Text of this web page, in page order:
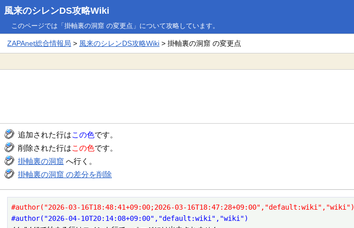
風来のシレンDS攻略Wiki
このページでは「掛軸裏の洞窟 の変更点」について攻略しています。
ZAPAnet総合情報局 > 風来のシレンDS攻略Wiki > 掛軸裏の洞窟 の変更点
追加された行はこの色です。
削除された行はこの色です。
掛軸裏の洞窟 へ行く。
掛軸裏の洞窟 の差分を削除
#author("2026-03-16T18:48:41+09:00;2026-03-16T18:47:28+09:00","default:wiki","wiki")
#author("2026-04-10T20:14:08+09:00","default:wiki","wiki")